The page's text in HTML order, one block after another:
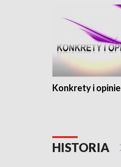
Konkrety i opinie
HISTORIA